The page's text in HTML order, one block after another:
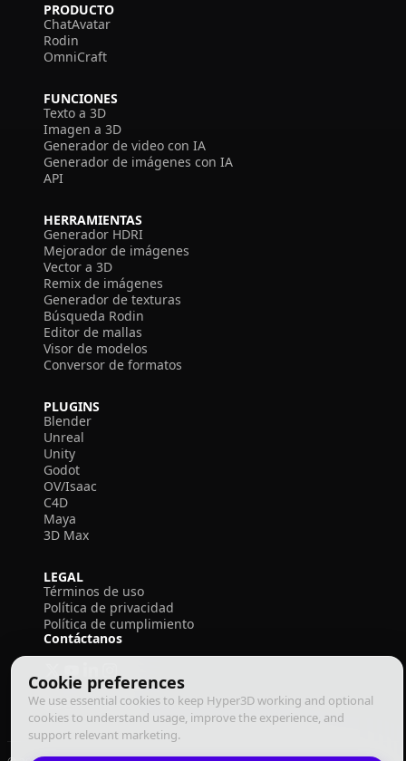
Cookie preferences
We use essential cookies to keep Hyper3D working and optional
cookies to understand usage, improve the experience, and
support relevant marketing.
PRODUCTO
ChatAvatar
Rodin
OmniCraft
FUNCIONES
Texto a 3D
Imagen a 3D
Generador de video con IA
Generador de imágenes con IA
API
HERRAMIENTAS
Generador HDRI
Mejorador de imágenes
Vector a 3D
Remix de imágenes
Generador de texturas
Búsqueda Rodin
Editor de mallas
Visor de modelos
Conversor de formatos
PLUGINS
Blender
Unreal
Unity
Godot
OV/Isaac
C4D
Maya
3D Max
LEGAL
Términos de uso
Política de privacidad
Política de cumplimiento
Contáctanos